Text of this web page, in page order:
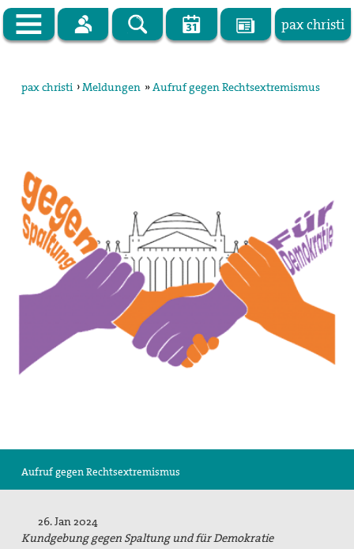
pax christi
Themen
Kampagnen
Publikationen
Facebook
Impressum
Suche
pax christi ›Meldungen »Aufruf gegen Rechtsextremismus
Aufruf gegen Rechtsextremismus
26. Jan 2024
Kundgebung gegen Spaltung und für Demokratie